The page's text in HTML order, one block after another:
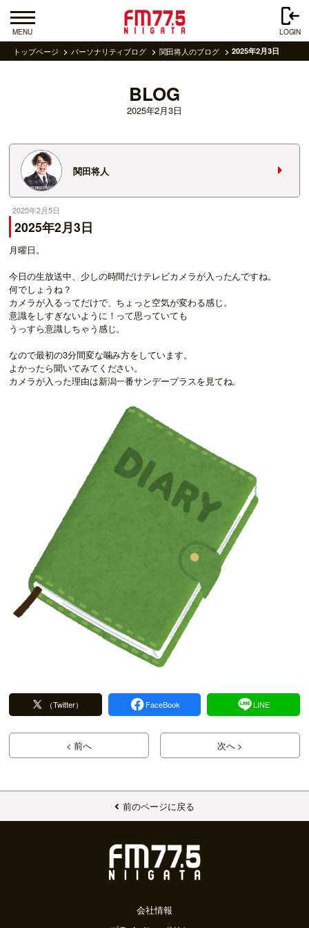
MENU LOGIN
トップページ パーソナリティブログ 関田将人のブログ 2025年2月3日
BLOG
2025年2月3日
関田将人
2025年2月5日
2025年2月3日
月曜日。
今日の生放送中、少しの時間だけテレビカメラが入ったんですね。
何でしょうね？
カメラが入るってだけで、ちょっと空気が変わる感じ。
意識をしすぎないように！って思っていても
うっすら意識しちゃう感じ。
なので最初の3分間変な噛み方をしています。
よかったら聞いてみてください。
カメラが入った理由は新潟一番サンデープラスを見てね。
（Twitter） FaceBook LINE
< 前へ 次へ >
前のページに戻る
会社情報